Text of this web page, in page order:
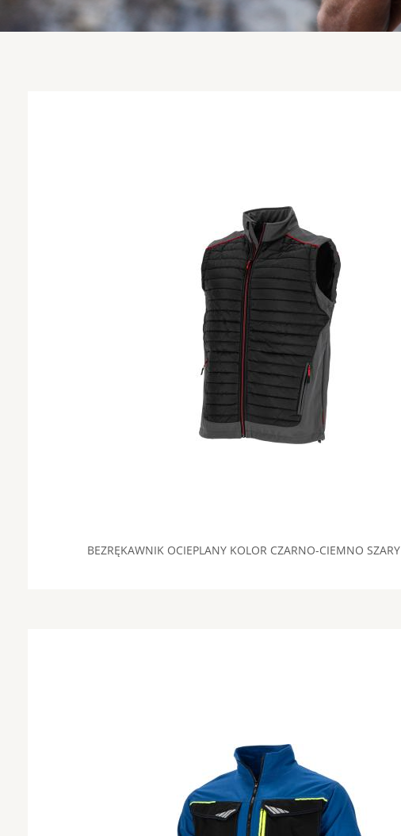
BEZRĘKAWNIK OCIEPLANY KOLOR CZARNO-CIEMNO SZARY